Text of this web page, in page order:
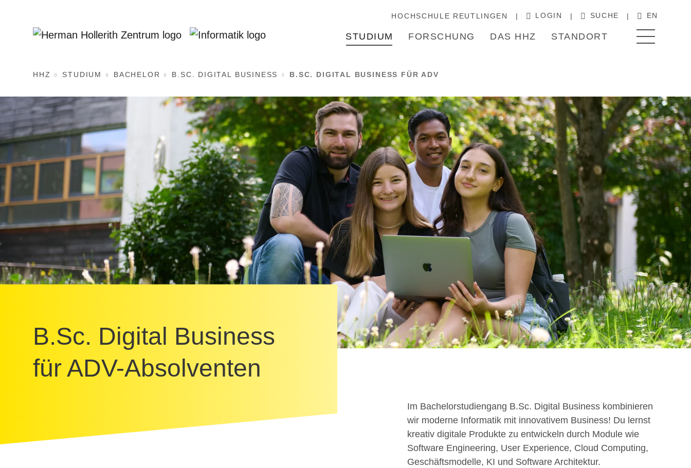
HOCHSCHULE REUTLINGEN LOGIN SUCHE EN
STUDIUM FORSCHUNG DAS HHZ STANDORT
HHZ STUDIUM BACHELOR B.SC. DIGITAL BUSINESS B.SC. DIGITAL BUSINESS FÜR ADV
B.Sc. Digital Business
für ADV-Absolventen
Im Bachelorstudiengang B.Sc. Digital Business kombinieren
wir moderne Informatik mit innovativem Business! Du lernst
kreativ digitale Produkte zu entwickeln durch Module wie
Software Engineering, User Experience, Cloud Computing,
Geschäftsmodelle, KI und Software Architektur.